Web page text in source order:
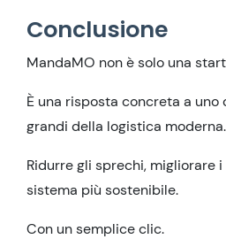
Conclusione
MandaMO non è solo una
È una risposta concreta a
grandi della logistica moderna.
Ridurre gli sprechi, migliorare
sistema più sostenibile.
Con un semplice clic.